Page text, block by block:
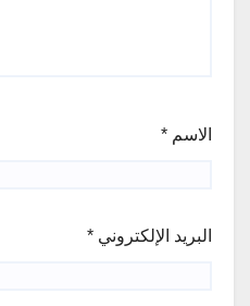
الاسم *
البريد الإلكتروني *